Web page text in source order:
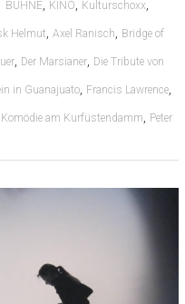
BÜHNE, KINO, Kulturschoxx,
Helmut, Axel Ranisch, Bridge of
, Der Marsianer, Die Tribute von
in Guanajuato, Francis Lawrence,
Komödie am Kurfüstendamm, Peter